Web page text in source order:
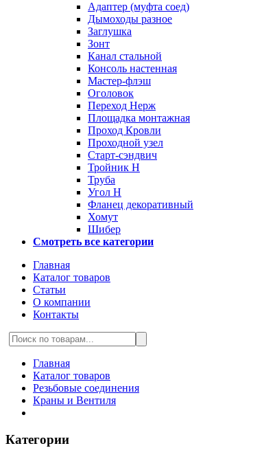
Адаптер (муфта соед)
Дымоходы разное
Заглушка
Зонт
Канал стальной
Консоль настенная
Мастер-флэш
Оголовок
Переход Нерж
Площадка монтажная
Проход Кровли
Проходной узел
Старт-сэндвич
Тройник Н
Труба
Угол Н
Фланец декоративный
Хомут
Шибер
Смотреть все категории
Главная
Каталог товаров
Статьи
О компании
Контакты
Главная
Каталог товаров
Резьбовые соединения
Краны и Вентиля
Категории